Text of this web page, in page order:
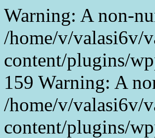
Warning: A non-
/home/v/valasi6v/
content/plugins/
159 Warning: A
/home/v/valasi6v/
content/plugins/